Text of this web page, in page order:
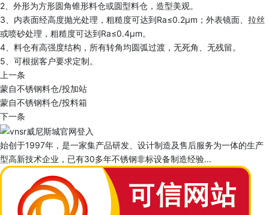
2、外形为方形圆角锥形料仓或圆型料仓，造型美观。
3、内表面经高度抛光处理，粗糙度可达到Ra≤0.2μm；外表镜面、拉丝
或喷砂处理，粗糙度可达到Ra≤0.4μm。
4、料仓有高强度结构，所有转角均圆弧过渡，无死角、无残留。
5、可根据客户要求定制。
上一条
蒙自不锈钢料仓/投加站
蒙自不锈钢料仓/投料箱
下一条
始创于1997年，是一家集产品研发、设计制造及售后服务为一体的生产
型高新技术企业，已有30多年不锈钢非标设备制造经验...